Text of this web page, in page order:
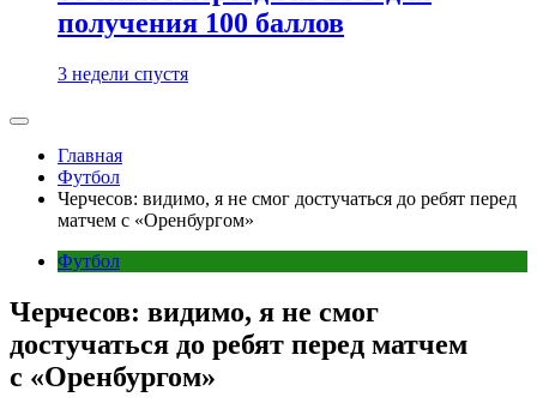
получения 100 баллов
3 недели спустя
Главная
Футбол
Черчесов: видимо, я не смог достучаться до ребят перед
матчем с «Оренбургом»
Футбол
Черчесов: видимо, я не смог
достучаться до ребят перед матчем
с «Оренбургом»